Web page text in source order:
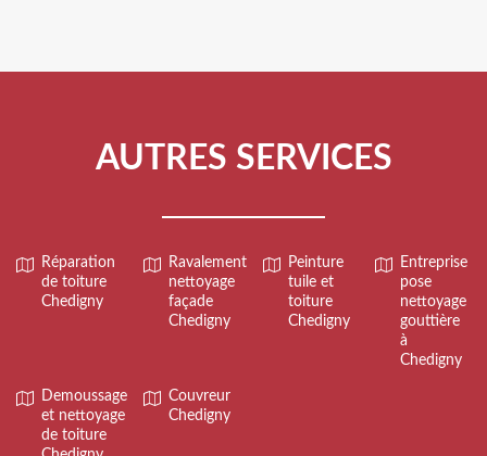
AUTRES SERVICES
Réparation
de toiture
Chedigny
Ravalement
nettoyage
façade
Chedigny
Peinture
tuile et
toiture
Chedigny
Entreprise
pose
nettoyage
gouttière
à
Chedigny
Demoussage
et nettoyage
de toiture
Couvreur
Chedigny